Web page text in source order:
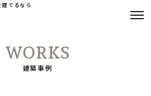
てるなら
WORKS
建築事例